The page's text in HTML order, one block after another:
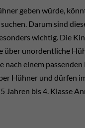
geben würde,
Darum sind
wichtig. Die
über unordentliche
nach einem
Hühner und dürfen
Jahren bis 4. Klasse